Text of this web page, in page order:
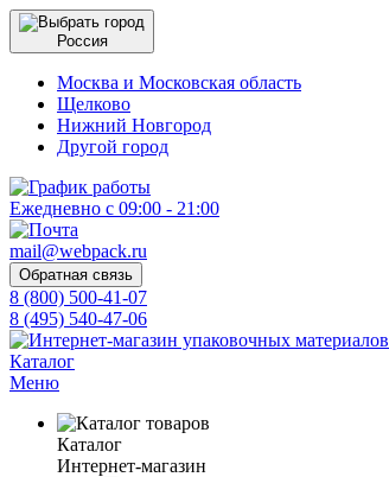
Россия
Москва и Московская область
Щелково
Нижний Новгород
Другой город
Ежедневно с 09:00 - 21:00
mail@webpack.ru
Обратная связь
8 (800) 500-41-07
8 (495) 540-47-06
Каталог
Меню
Каталог
Интернет-магазин